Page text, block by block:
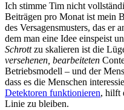
Ich stimme Tim nicht
Beiträgen pro Monat ist mein
des Versagensmusters, das er
dem man eine Idee einspeist
Schrottzu skalieren ist die
versehenen, bearbeiteten
Betriebsmodell – und der
dass es die Menschen
Detektoren funktionieren, hilft
Linie zu bleiben.